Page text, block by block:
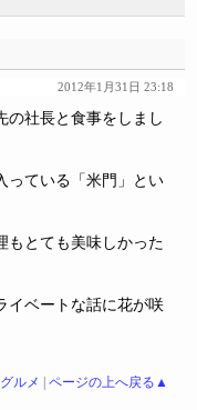
2012年1月31日 23:18
の社長と食事をしまし
っている「米門」とい
もとても美味しかった
イベートな話に花が咲
ルメ | ページの上へ戻る▲